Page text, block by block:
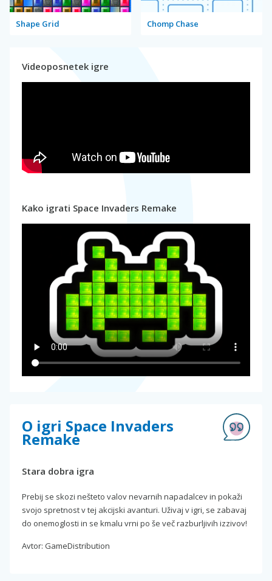
Shape Grid Chomp Chase
Videoposnetek igre
Kako igrati Space Invaders Remake
O igri Space Invaders
Remake
Stara dobra igra
Prebij se skozi nešteto valov nevarnih napadalcev in pokaži
svojo spretnost v tej akcijski avanturi. Uživaj v igri, se zabavaj
do onemoglosti in se kmalu vrni po še več razburljivih izzivov!
Avtor: GameDistribution